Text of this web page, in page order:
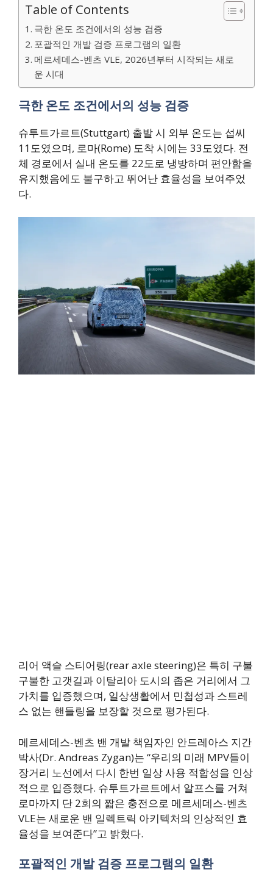
Table of Contents
극한 온도 조건에서의 성능 검증
포괄적인 개발 검증 프로그램의 일환
메르세데스-벤츠 VLE, 2026년부터 시작되는 새로
운 시대
극한 온도 조건에서의 성능 검증
슈투트가르트(Stuttgart) 출발 시 외부 온도는 섭씨
11도였으며, 로마(Rome) 도착 시에는 33도였다. 전
체 경로에서 실내 온도를 22도로 냉방하며 편안함을
유지했음에도 불구하고 뛰어난 효율성을 보여주었
다.
리어 액슬 스티어링(rear axle steering)은 특히 구불
구불한 고갯길과 이탈리아 도시의 좁은 거리에서 그
가치를 입증했으며, 일상생활에서 민첩성과 스트레
스 없는 핸들링을 보장할 것으로 평가된다.
메르세데스-벤츠 밴 개발 책임자인 안드레아스 지간
박사(Dr. Andreas Zygan)는 “우리의 미래 MPV들이
장거리 노선에서 다시 한번 일상 사용 적합성을 인상
적으로 입증했다. 슈투트가르트에서 알프스를 거쳐
로마까지 단 2회의 짧은 충전으로 메르세데스-벤츠
VLE는 새로운 밴 일렉트릭 아키텍처의 인상적인 효
율성을 보여준다”고 밝혔다.
포괄적인 개발 검증 프로그램의 일환